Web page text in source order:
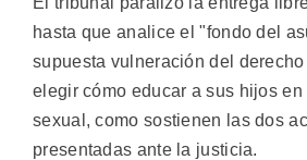
hasta que analice el "fondo del
supuesta vulneración del
elegir cómo educar a sus hijos
sexual, como sostienen las dos
presentadas ante la justicia.